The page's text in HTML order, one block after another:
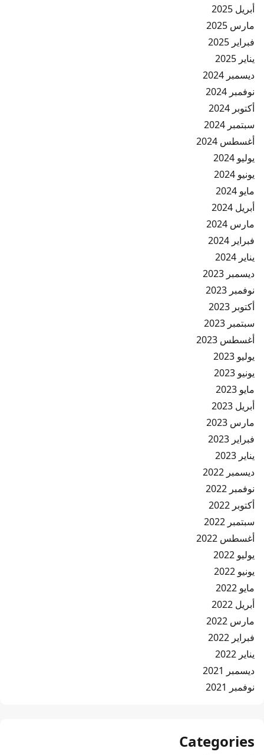
أبريل 2025
مارس 2025
فبراير 2025
يناير 2025
ديسمبر 2024
نوفمبر 2024
أكتوبر 2024
سبتمبر 2024
أغسطس 2024
يوليو 2024
يونيو 2024
مايو 2024
أبريل 2024
مارس 2024
فبراير 2024
يناير 2024
ديسمبر 2023
نوفمبر 2023
أكتوبر 2023
سبتمبر 2023
أغسطس 2023
يوليو 2023
يونيو 2023
مايو 2023
أبريل 2023
مارس 2023
فبراير 2023
يناير 2023
ديسمبر 2022
نوفمبر 2022
أكتوبر 2022
سبتمبر 2022
أغسطس 2022
يوليو 2022
يونيو 2022
مايو 2022
أبريل 2022
مارس 2022
فبراير 2022
يناير 2022
ديسمبر 2021
نوفمبر 2021
Categories